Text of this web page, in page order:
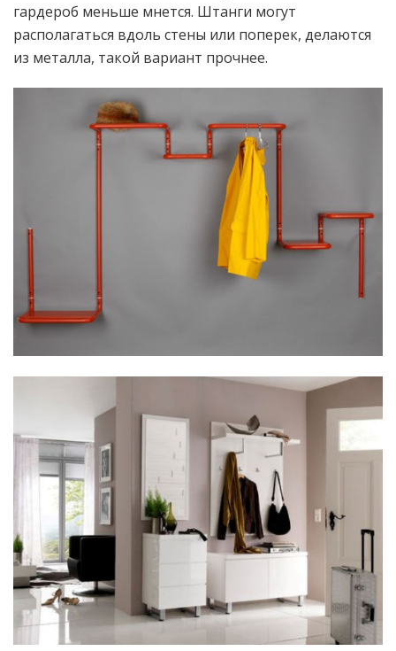
гардероб меньше мнется. Штанги могут
располагаться вдоль стены или поперек, делаются
из металла, такой вариант прочнее.